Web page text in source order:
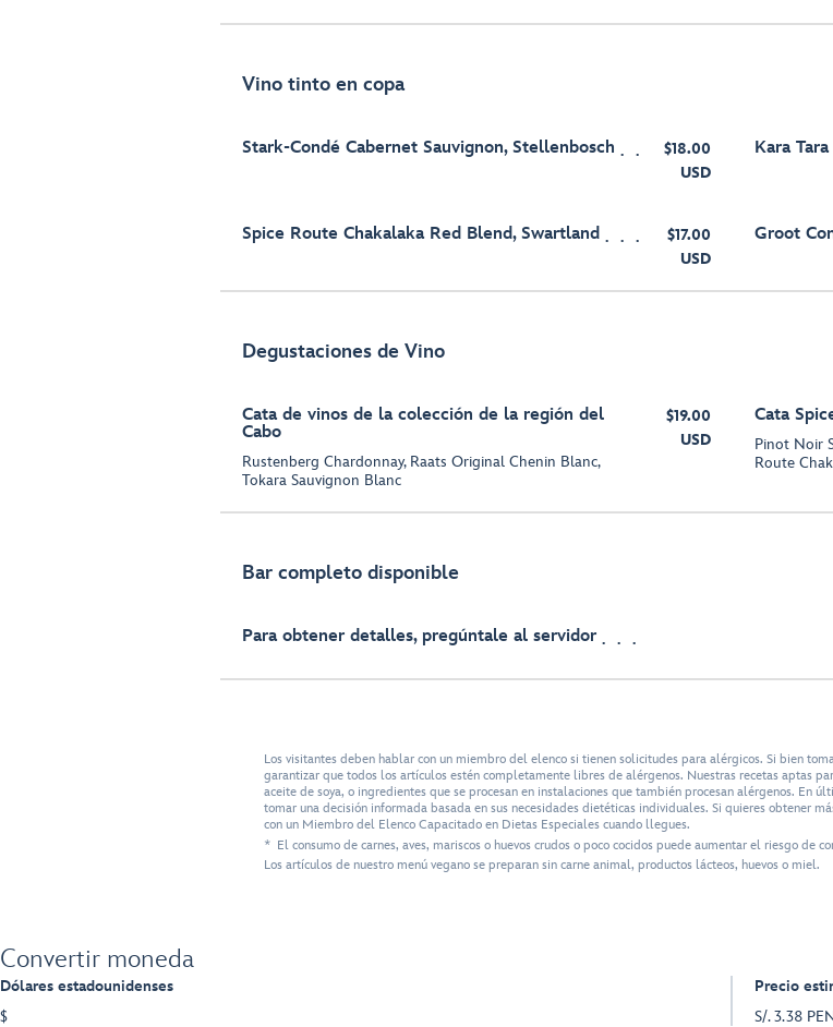
Vino tinto en copa
Stark-Condé Cabernet Sauvignon, Stellenbosch
$18.00
USD
Kara
Spice Route Chakalaka Red Blend, Swartland
$17.00
USD
Groot
Degustaciones de Vino
Cata de vinos de la colección de la región del
Cabo
Rustenberg Chardonnay, Raats Original Chenin Blanc,
Tokara Sauvignon Blanc
$19.00
USD
Cata
Pinot Noir
Route
Bar completo disponible
Para obtener detalles, pregúntale al servidor
Los visitantes deben hablar con un miembro del elenco si tienen solicitudes para alérgicos. Si bien
garantizar que todos los artículos estén completamente libres de alérgenos. Nuestras recetas aptas
aceite de soya, o ingredientes que se procesan en instalaciones que también procesan alérgenos. En
tomar una decisión informada basada en sus necesidades dietéticas individuales. Si quieres obtener
con un Miembro del Elenco Capacitado en Dietas Especiales cuando llegues.
* El consumo de carnes, aves, mariscos o huevos crudos o poco cocidos puede aumentar el riesgo de
Los artículos de nuestro menú vegano se preparan sin carne animal, productos lácteos, huevos o miel.
Convertir moneda
Dólares estadounidenses
$
Precio
S/. 3.38